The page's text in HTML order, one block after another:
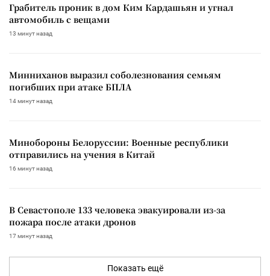
Грабитель проник в дом Ким Кардашьян и угнал
автомобиль с вещами
13 минут назад
Минниханов выразил соболезнования семьям
погибших при атаке БПЛА
14 минут назад
Минобороны Белоруссии: Военные республики
отправились на учения в Китай
16 минут назад
В Севастополе 133 человека эвакуировали из-за
пожара после атаки дронов
17 минут назад
Показать ещё